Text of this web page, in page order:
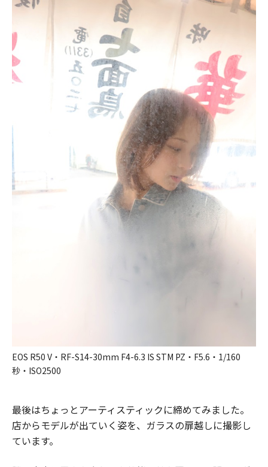
EOS R50 V・RF-S14-30mm F4-6.3 IS STM PZ・F5.6・1/160
秒・ISO2500
最後はちょっとアーティスティックに締めてみました。
店からモデルが出ていく姿を、ガラスの扉越しに撮影し
ています。